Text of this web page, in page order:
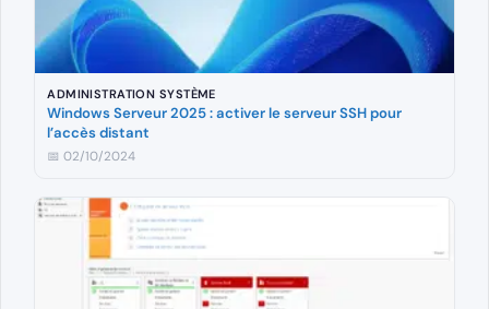
ADMINISTRATION SYSTÈME
Windows Serveur 2025 : activer le serveur SSH pour
l’accès distant
📅 02/10/2024